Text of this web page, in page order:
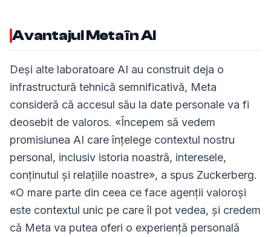
Avantajul Meta în AI
Deși alte laboratoare AI au construit deja o
infrastructură tehnică semnificativă, Meta
consideră că accesul său la date personale va fi
deosebit de valoros. «Începem să vedem
promisiunea AI care înțelege contextul nostru
personal, inclusiv istoria noastră, interesele,
conținutul și relațiile noastre», a spus Zuckerberg.
«O mare parte din ceea ce face agenții valoroși
este contextul unic pe care îl pot vedea, și credem
că Meta va putea oferi o experiență personală